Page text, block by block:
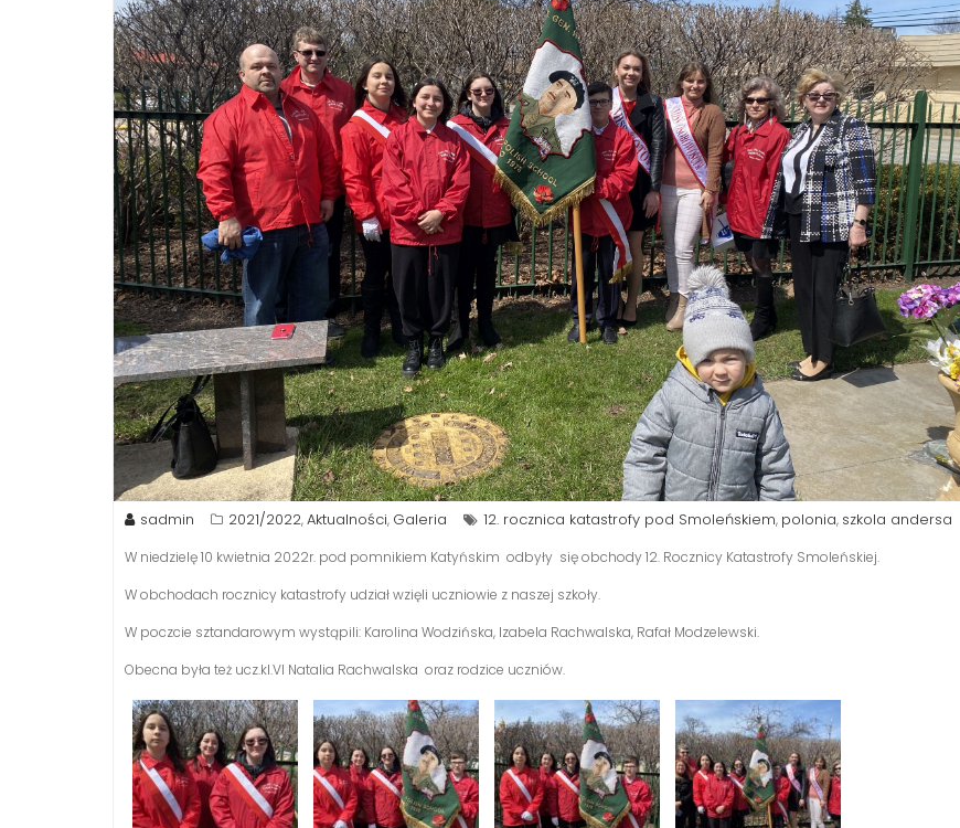
sadmin 2021/2022,Aktualności, Galeria 12. rocznica katastrofy pod Smoleńskiem, polonia, szkola andersa
W niedzielę 10 kwietnia 2022r. pod pomnikiem Katyńskim odbyły sięobchody 12. Rocznicy Katastrofy Smoleńskiej.
W obchodach rocznicy katastrofy udział wzięli uczniowie z naszej szkoły.
W poczcie sztandarowym wystąpili: Karolina Wodzińska, Izabela Rachwalska, Rafał Modzelewski.
Obecna była też ucz.kl.VI Natalia Rachwalska oraz rodzice uczniów.